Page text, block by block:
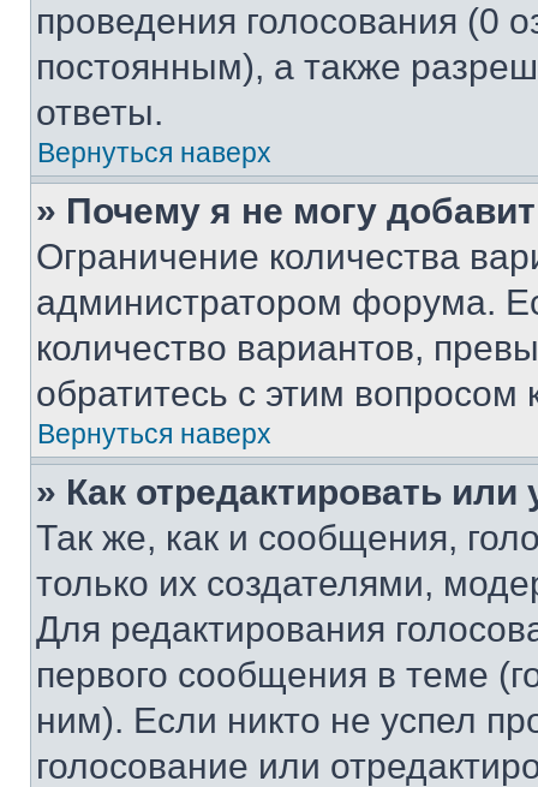
проведения голосования (0
постоянным), а также
ответы.
Вернуться наверх
» Почему я не могу
Ограничение количества
администратором форума.
количество вариантов,
обратитесь с этим вопросом
Вернуться наверх
» Как отредактировать
Так же, как и сообщения,
только их создателями,
Для редактирования
первого сообщения в теме
ним). Если никто не успел
голосование или